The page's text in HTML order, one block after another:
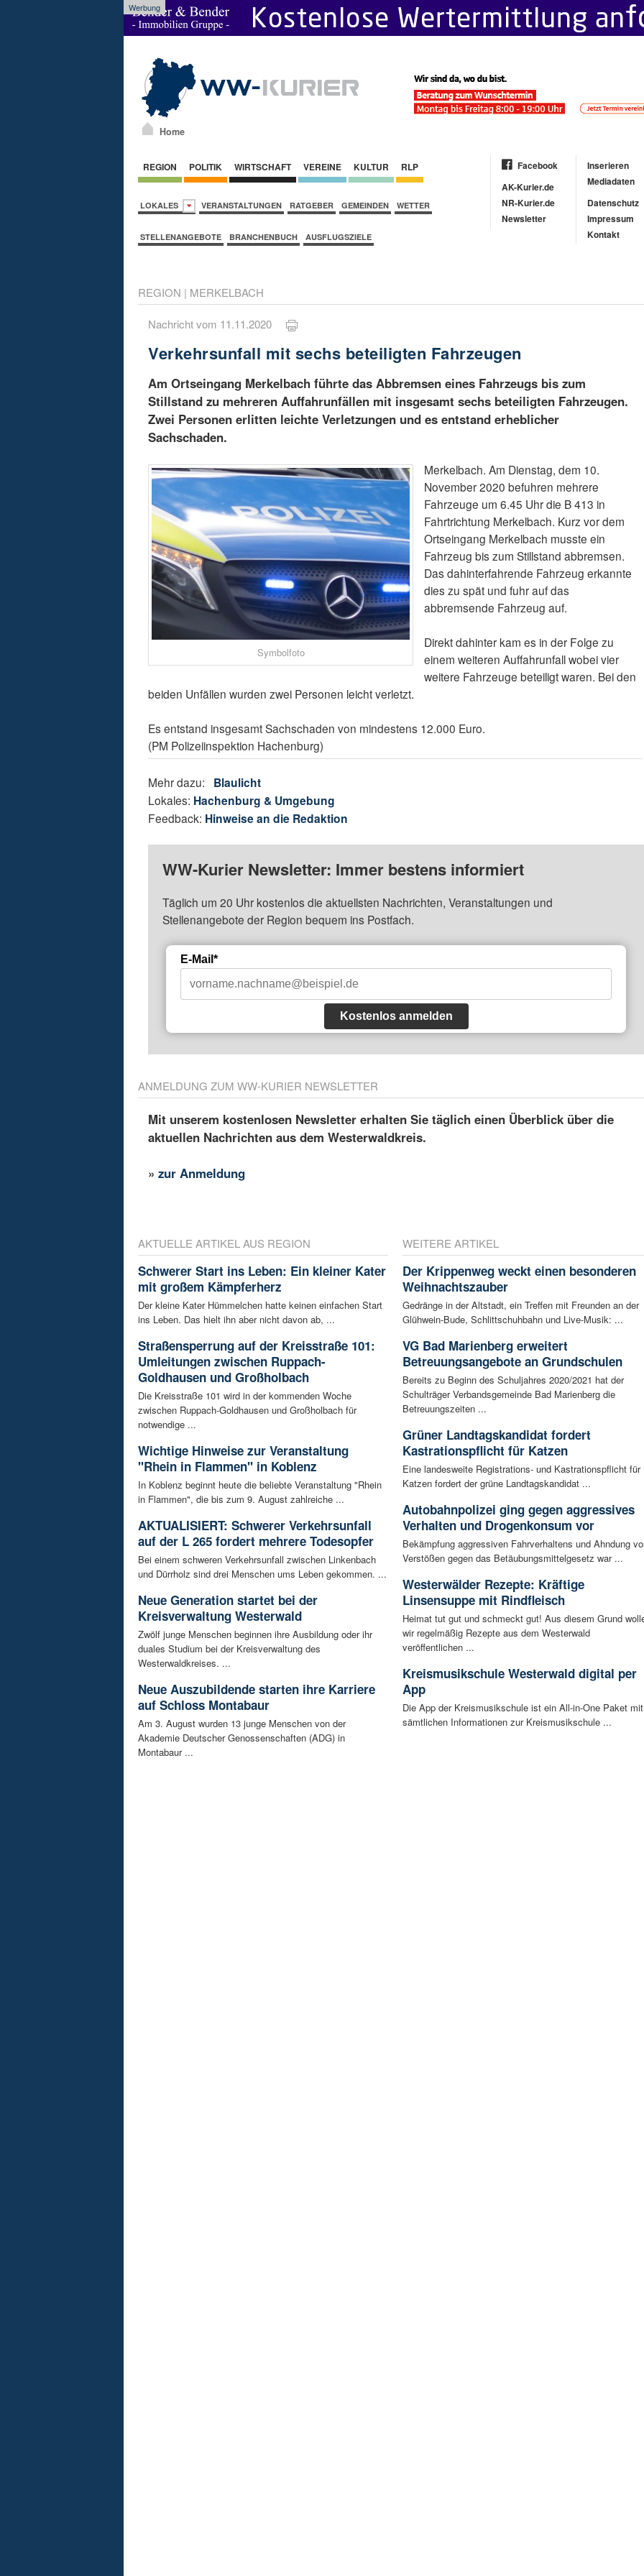
Werbung
Home
REGION POLITIK WIRTSCHAFT VEREINE KULTUR RLP
LOKALES VERANSTALTUNGEN RATGEBER GEMEINDEN WETTER
STELLENANGEBOTE BRANCHENBUCH AUSFLUGSZIELE
Facebook
AK-Kurier.de
NR-Kurier.de
Newsletter
Inserieren
Mediadaten
Datenschutz
Impressum
Kontakt
REGION | MERKELBACH
Nachricht vom 11.11.2020
Verkehrsunfall mit sechs beteiligten Fahrzeugen
Am Ortseingang Merkelbach führte das Abbremsen eines Fahrzeugs bis zum
Stillstand zu mehreren Auffahrunfällen mit insgesamt sechs beteiligten Fahrzeugen.
Zwei Personen erlitten leichte Verletzungen und es entstand erheblicher
Sachschaden.
Symbolfoto
Merkelbach. Am Dienstag, dem 10.
November 2020 befuhren mehrere
Fahrzeuge um 6.45 Uhr die B 413 in
Fahrtrichtung Merkelbach. Kurz vor dem
Ortseingang Merkelbach musste ein
Fahrzeug bis zum Stillstand abbremsen.
Das dahinterfahrende Fahrzeug erkannte
dies zu spät und fuhr auf das
abbremsende Fahrzeug auf.
Direkt dahinter kam es in der Folge zu
einem weiteren Auffahrunfall wobei vier
weitere Fahrzeuge beteiligt waren. Bei den
beiden Unfällen wurden zwei Personen leicht verletzt.
Es entstand insgesamt Sachschaden von mindestens 12.000 Euro.
(PM Polizeiinspektion Hachenburg)
Mehr dazu: Blaulicht
Lokales: Hachenburg & Umgebung
Feedback: Hinweise an die Redaktion
WW-Kurier Newsletter: Immer bestens informiert
Täglich um 20 Uhr kostenlos die aktuellsten Nachrichten, Veranstaltungen und
Stellenangebote der Region bequem ins Postfach.
E-Mail*
Kostenlos anmelden
ANMELDUNG ZUM WW-KURIER NEWSLETTER
Mit unserem kostenlosen Newsletter erhalten Sie täglich einen Überblick über die
aktuellen Nachrichten aus dem Westerwaldkreis.
»zur Anmeldung
AKTUELLE ARTIKEL AUS REGION
Schwerer Start ins Leben: Ein kleiner Kater
mit großem Kämpferherz
Der kleine Kater Hümmelchen hatte keinen einfachen Start
ins Leben. Das hielt ihn aber nicht davon ab, ...
Straßensperrung auf der Kreisstraße 101:
Umleitungen zwischen Ruppach-
Goldhausen und Großholbach
Die Kreisstraße 101 wird in der kommenden Woche
zwischen Ruppach-Goldhausen und Großholbach für
notwendige ...
Wichtige Hinweise zur Veranstaltung
"Rhein in Flammen" in Koblenz
In Koblenz beginnt heute die beliebte Veranstaltung "Rhein
in Flammen", die bis zum 9. August zahlreiche ...
AKTUALISIERT: Schwerer Verkehrsunfall
auf der L 265 fordert mehrere Todesopfer
Bei einem schweren Verkehrsunfall zwischen Linkenbach
und Dürrholz sind drei Menschen ums Leben gekommen. ...
Neue Generation startet bei der
Kreisverwaltung Westerwald
Zwölf junge Menschen beginnen ihre Ausbildung oder ihr
duales Studium bei der Kreisverwaltung des
Westerwaldkreises. ...
Neue Auszubildende starten ihre Karriere
auf Schloss Montabaur
Am 3. August wurden 13 junge Menschen von der
Akademie Deutscher Genossenschaften (ADG) in
Montabaur ...
WEITERE ARTIKEL
Der Krippenweg weckt einen besonderen
Weihnachtszauber
Gedränge in der Altstadt, ein Treffen mit Freunden an der
Glühwein-Bude, Schlittschuhbahn und Live-Musik: ...
VG Bad Marienberg erweitert
Betreuungsangebote an Grundschulen
Bereits zu Beginn des Schuljahres 2020/2021 hat der
Schulträger Verbandsgemeinde Bad Marienberg die
Betreuungszeiten ...
Grüner Landtagskandidat fordert
Kastrationspflicht für Katzen
Eine landesweite Registrations- und Kastrationspflicht für
Katzen fordert der grüne Landtagskandidat ...
Autobahnpolizei ging gegen aggressives
Verhalten und Drogenkonsum vor
Bekämpfung aggressiven Fahrverhaltens und Ahndung
Verstößen gegen das Betäubungsmittelgesetz war ...
Westerwälder Rezepte: Kräftige
Linsensuppe mit Rindfleisch
Heimat tut gut und schmeckt gut! Aus diesem Grund
wir regelmäßig Rezepte aus dem Westerwald
veröffentlichen ...
Kreismusikschule Westerwald digital per
App
Die App der Kreismusikschule ist ein All-in-One Paket mit
sämtlichen Informationen zur Kreismusikschule ...